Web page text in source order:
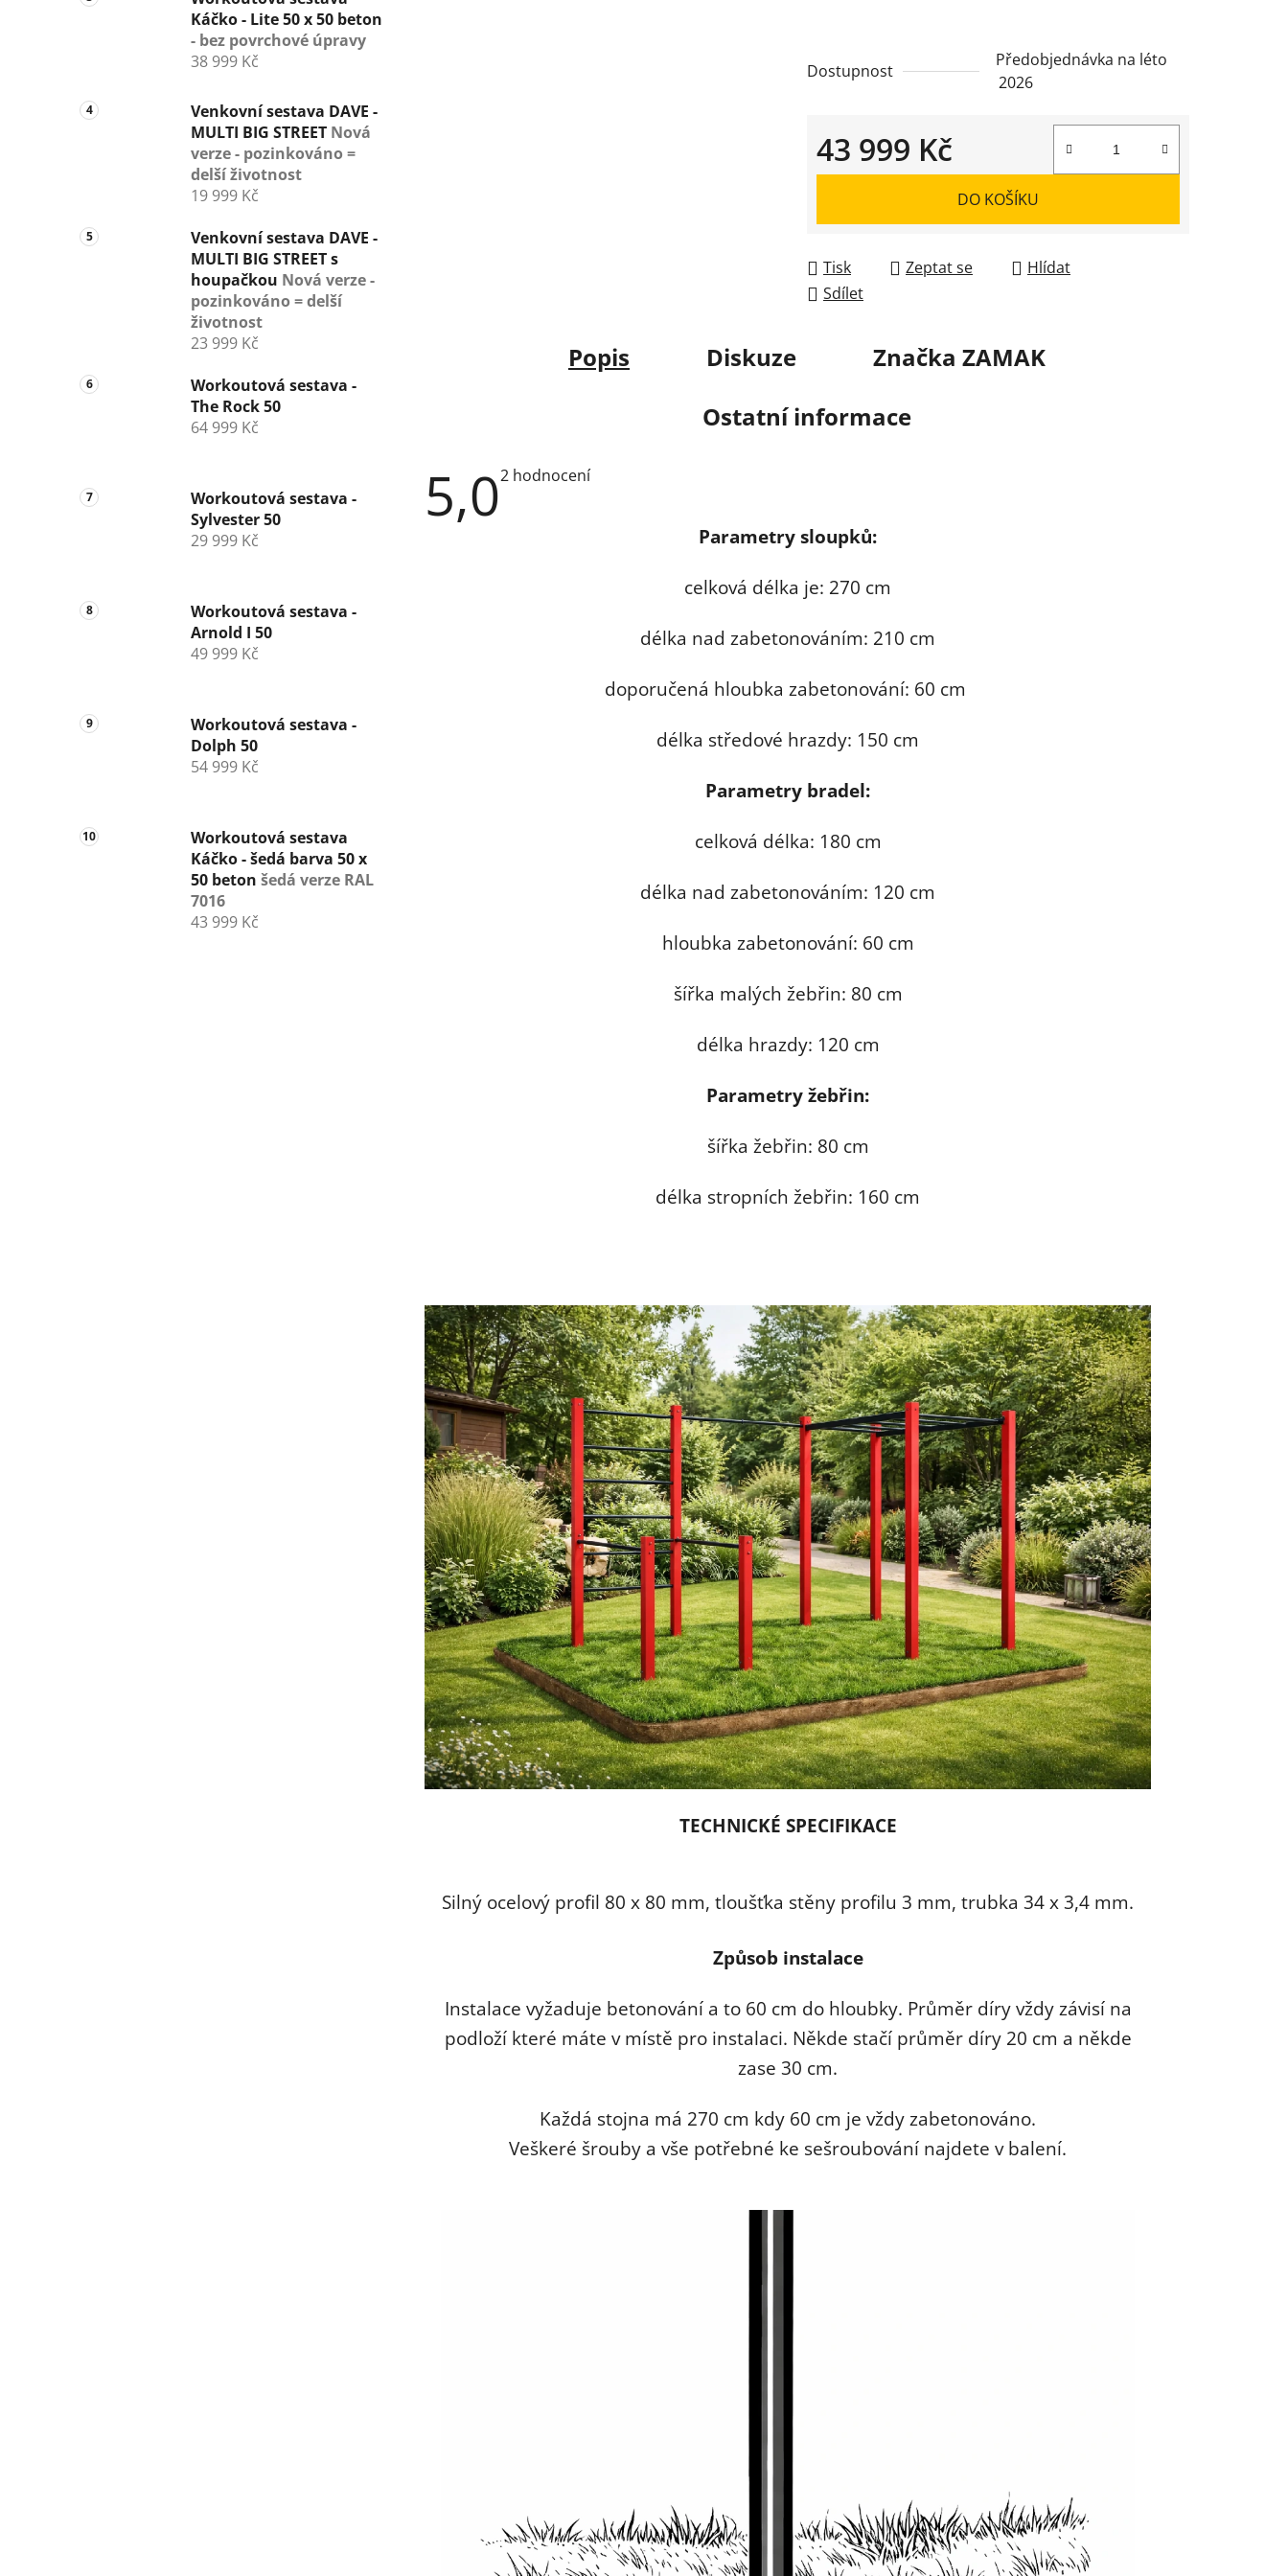
Káčko - Lite 50 x 50 beton
- bez povrchové úpravy
38 999 Kč
Venkovní sestava DAVE -
MULTI BIG STREET Nová
verze - pozinkováno =
delší životnost
19 999 Kč
Venkovní sestava DAVE -
MULTI BIG STREET s
houpačkou Nová verze -
pozinkováno = delší
životnost
23 999 Kč
Workoutová sestava -
The Rock 50
64 999 Kč
Workoutová sestava -
Sylvester 50
29 999 Kč
Workoutová sestava -
Arnold I 50
49 999 Kč
Workoutová sestava -
Dolph 50
54 999 Kč
Workoutová sestava
Káčko - šedá barva 50 x
50 beton šedá verze RAL
7016
43 999 Kč
Dostupnost
Předobjednávka na léto
2026
43 999 Kč
Měrná cena:
DO KOŠÍKU
Tisk Zeptat se
Hlídat
Sdílet
Popis Diskuze Značka ZAMAK
Ostatní informace
5,0Průměrné
2 hodnocení
Parametry sloupků:
celková délka je: 270 cm
délka nad zabetonováním: 210 cm
doporučená hloubka zabetonování: 60 cm
délka středové hrazdy: 150 cm
Parametry bradel:
celková délka: 180 cm
délka nad zabetonováním: 120 cm
hloubka zabetonování: 60 cm
šířka malých žebřin: 80 cm
délka hrazdy: 120 cm
Parametry žebřin:
šířka žebřin: 80 cm
délka stropních žebřin: 160 cm
TECHNICKÉ SPECIFIKACE
Silný ocelový profil 80 x 80 mm, tloušťka stěny profilu 3 mm, trubka 34 x 3,4 mm.
Způsob instalace
Instalace vyžaduje betonování a to 60 cm do hloubky. Průměr díry vždy závisí na
podloží které máte v místě pro instalaci. Někde stačí průměr díry 20 cm a někde
zase 30 cm.
Každá stojna má 270 cm kdy 60 cm je vždy zabetonováno.
Veškeré šrouby a vše potřebné ke sešroubování najdete v balení.